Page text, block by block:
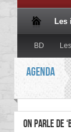
Les
BD
AGENDA
ON PARLE DE